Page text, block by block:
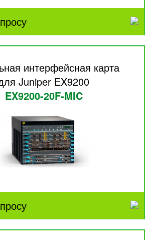
интерфейсная карта
Juniper EX9200
EX9200-20F-MIC